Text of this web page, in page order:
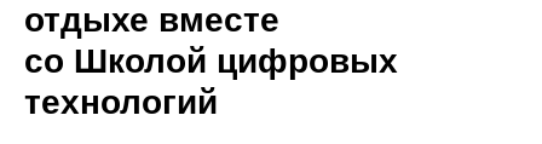
отдыхе вместе
со Школой цифровых
технологий